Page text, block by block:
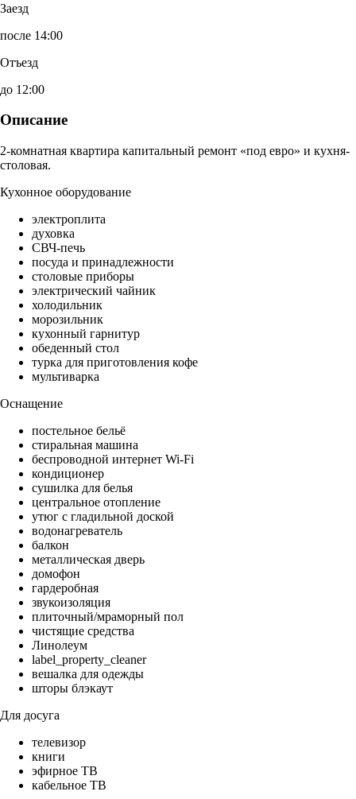
Заезд
после 14:00
Отъезд
до 12:00
Описание
2-комнатная квартира капитальный ремонт «под евро» и кухня-
столовая.
Кухонное оборудование
электроплита
духовка
СВЧ-печь
посуда и принадлежности
столовые приборы
электрический чайник
холодильник
морозильник
кухонный гарнитур
обеденный стол
турка для приготовления кофе
мультиварка
Оснащение
постельное бельё
стиральная машина
беспроводной интернет Wi-Fi
кондиционер
сушилка для белья
центральное отопление
утюг с гладильной доской
водонагреватель
балкон
металлическая дверь
домофон
гардеробная
звукоизоляция
плиточный/мраморный пол
чистящие средства
Линолеум
label_property_cleaner
вешалка для одежды
шторы блэкаут
Для досуга
телевизор
книги
эфирное ТВ
кабельное ТВ